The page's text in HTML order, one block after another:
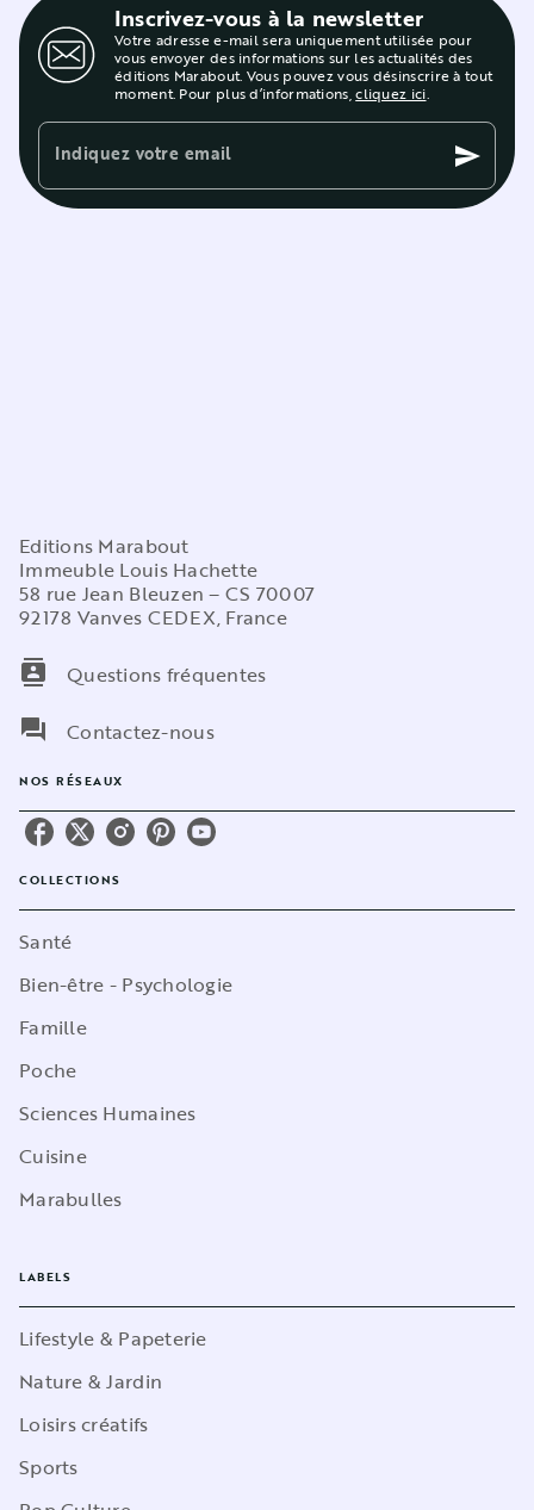
Inscrivez-vous à la newsletter
Votre adresse e-mail sera uniquement utilisée pour
vous envoyer des informations sur les actualités des
éditions Marabout. Vous pouvez vous désinscrire à tout
moment. Pour plus d’informations,cliquez ici.
Indiquez votre email send
Editions Marabout
Immeuble Louis Hachette
58 rue Jean Bleuzen – CS 70007
92178 Vanves CEDEX, France
contacts
Questions fréquentes
question_answer
Contactez-nous
NOS RÉSEAUX
COLLECTIONS
Santé
Bien-être - Psychologie
Famille
Poche
Sciences Humaines
Cuisine
Marabulles
LABELS
Lifestyle & Papeterie
Nature & Jardin
Loisirs créatifs
Sports